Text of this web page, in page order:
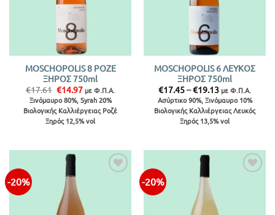
MOSCHOPOLIS 8 ΡΟΖΕ
ΞΗΡΟΣ 750ml
€17.61 Original
price
was:
€17.61.
€14.97Η
τρέχουσα
τιμή
είναι:
€14.97.
με Φ.Π.Α.
Ξινόμαυρο 80%, Syrah 20%
Βιολογικής Καλλιέργειας Ροζέ
Ξηρός 12,5% vol
MOSCHOPOLIS 6 ΛΕΥΚΟΣ
ΞΗΡΟΣ 750ml
€17.45–€19.13Price
range:
€17.45
through
€19.13
με Φ.Π.Α.
Ασύρτικο 90%, Ξινόμαυρο 10%
Βιολογικής Καλλιέργειας Λευκός
Ξηρός 13,5% vol
-20% -20%